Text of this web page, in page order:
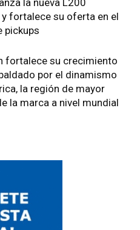
la nueva L200
fortalece su oferta en el
pickups
fortalece su crecimiento
por el dinamismo
la región de mayor
la marca a nivel mundial